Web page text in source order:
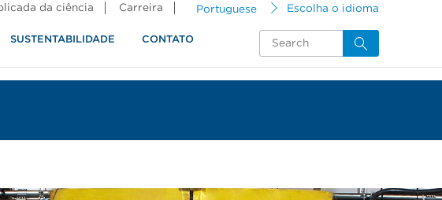
Portuguese Escolha o idioma
da ciência Carreira
SUSTENTABILIDADE CONTATO